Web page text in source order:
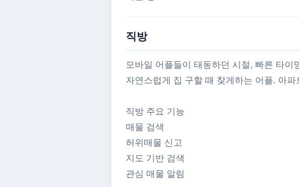
직방
모바일 어플들이 태동하던 시절, 빠른 타
자연스럽게 집 구할 때 찾게하는 어플. 아
직방 주요 기능
매물 검색
허위매물 신고
지도 기반 검색
관심 매물 알림